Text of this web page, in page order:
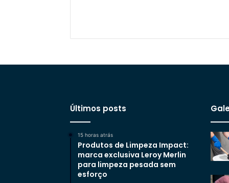
Últimos posts
15 horas atrás
Produtos de Limpeza Impact:
marca exclusiva Leroy Merlin
para limpeza pesada sem
esforço